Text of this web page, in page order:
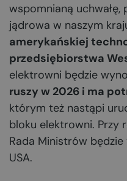
wspomnianą
jądrowa w naszym
amerykańskiej
przedsiębiorstwa
elektrowni będzie
ruszy w 2026 i ma
którym też nastąpi
bloku elektrowni. Przy
Rada Ministrów
USA.